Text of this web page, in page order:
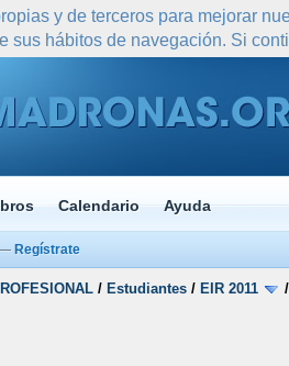
Calendario Ayuda
Regístrate
/ Estudiantes / EIR 2011
y de terceros para mejorar
sus hábitos de navegación. Si